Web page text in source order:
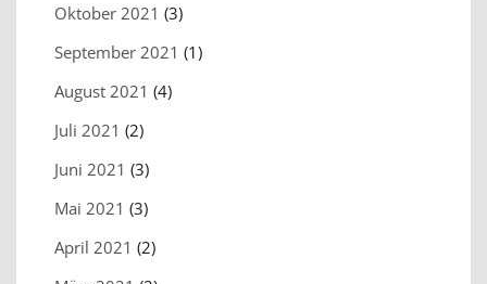
Oktober 2021 (3)
September 2021 (1)
August 2021 (4)
Juli 2021 (2)
Juni 2021 (3)
Mai 2021 (3)
April 2021 (2)